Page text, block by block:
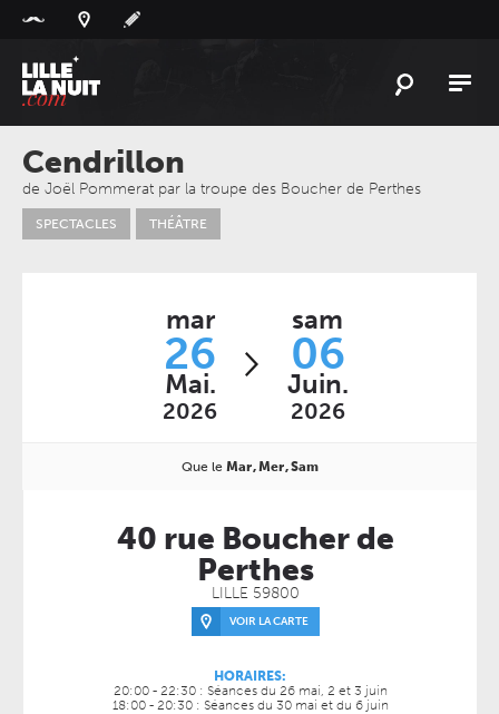
L'ACTU
L'AGENDA
LESLIEUX
Cendrillon
de Joël Pommerat par la troupe des Boucher de Perthes
SPECTACLES THÉÂTRE
mar
26
Mai.
2026
sam
06
Juin.
2026
Que le Mar Mer Sam
40 rue Boucher de
Perthes
LILLE 59800
VOIR LA CARTE
HORAIRES:
20:00 - 22:30 : Séances du 26 mai, 2 et 3 juin
18:00 - 20:30 : Séances du 30 mai et du 6 juin
Panneau de gestion des cookies